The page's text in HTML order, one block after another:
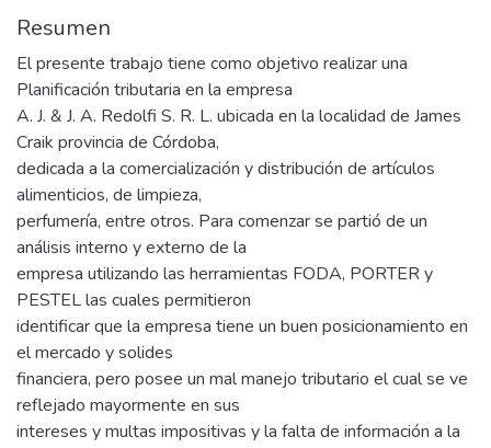
Resumen
El presente trabajo tiene como objetivo realizar una
Planificación tributaria en la empresa
A. J. & J. A. Redolfi S. R. L. ubicada en la localidad de James
Craik provincia de Córdoba,
dedicada a la comercialización y distribución de artículos
alimenticios, de limpieza,
perfumería, entre otros. Para comenzar se partió de un
análisis interno y externo de la
empresa utilizando las herramientas FODA, PORTER y
PESTEL las cuales permitieron
identificar que la empresa tiene un buen posicionamiento en
el mercado y solides
financiera, pero posee un mal manejo tributario el cual se ve
reflejado mayormente en sus
intereses y multas impositivas y la falta de información a la